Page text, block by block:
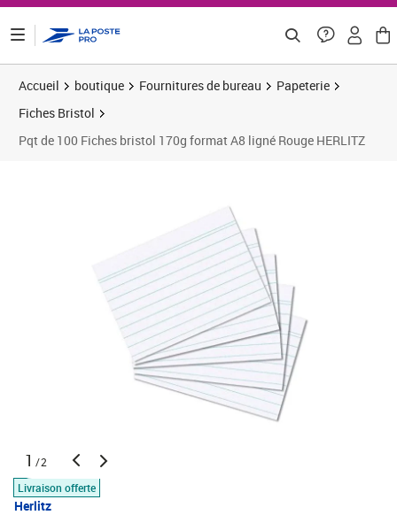
Accueil boutique Fournitures de bureau
Papeterie
Fiches Bristol
Pqt de 100 Fiches bristol 170g format A8 ligné Rouge HERLITZ
1 /2
Livraison offerte
Herlitz